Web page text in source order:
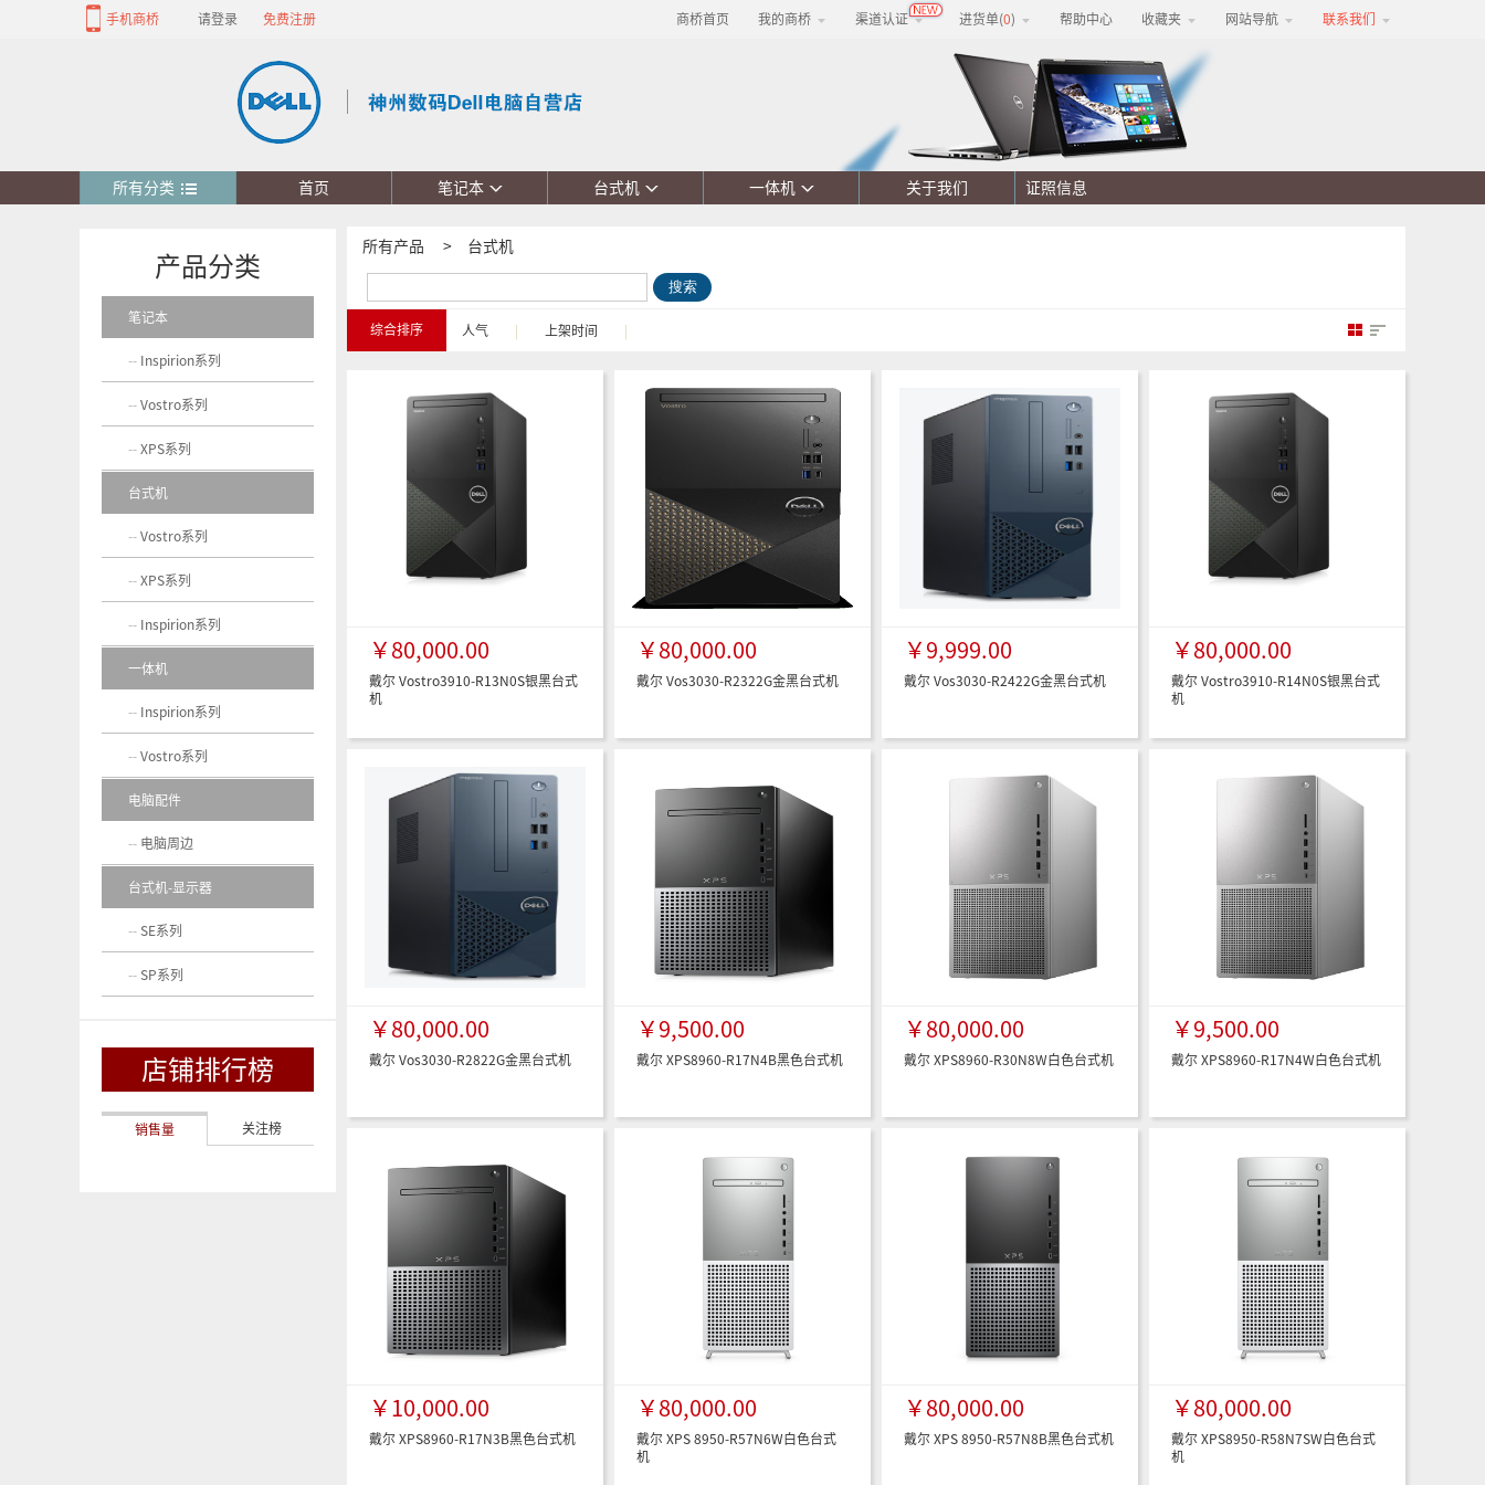
手机商桥 请登录 免费注册 商桥首页 我的商桥 渠道认证 进货单(0) 帮助中心 收藏夹 网站导航 联系我们
所有分类 首页 笔记本 台式机 一体机 关于我们 证照信息
所有产品 > 台式机
搜索
综合排序 人气 上架时间
￥80,000.00
戴尔 Vostro3910-R13N0S银黑台式
机
￥80,000.00
戴尔 Vos3030-R2322G金黑台式机
￥9,999.00
戴尔 Vos3030-R2422G金黑台式机
￥80,000.00
戴尔 Vostro3910-R14N0S银黑台式
机
￥80,000.00
戴尔 Vos3030-R2822G金黑台式机
￥9,500.00
戴尔 XPS8960-R17N4B黑色台式机
￥80,000.00
戴尔 XPS8960-R30N8W白色台式机
￥9,500.00
戴尔 XPS8960-R17N4W白色台式机
￥10,000.00
戴尔 XPS8960-R17N3B黑色台式机
￥80,000.00
戴尔 XPS 8950-R57N6W白色台式
机
￥80,000.00
戴尔 XPS 8950-R57N8B黑色台式机
￥80,000.00
戴尔 XPS8950-R58N7SW白色台式
机
产品分类
笔记本
Inspirion系列
Vostro系列
XPS系列
台式机
Vostro系列
XPS系列
Inspirion系列
一体机
Inspirion系列
Vostro系列
电脑配件
电脑周边
台式机-显示器
SE系列
SP系列
店铺排行榜
销售量 关注榜